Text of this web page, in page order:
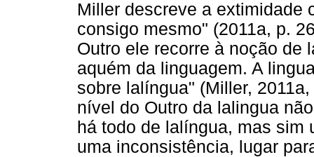
Miller descreve a extimidade
consigo mesmo" (2011a, p.
Outro ele recorre à noção de
aquém da linguagem. A
sobre lalíngua" (Miller,
nível do Outro da lalingua
há todo de lalíngua, mas sim
uma inconsistência, lugar